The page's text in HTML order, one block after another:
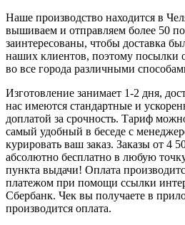
Наше производство находится в
вышиваем и отправляем более 50
заинтересованы, чтобы доставка
наших клиентов, поэтому посылки
во все города различными
Изготовление занимает 1-2 дня,
нас имеются стандартные и
доплатой за срочность. Тариф
самый удобный в беседе с
курировать ваш заказ. Заказы от 4
абсолютно бесплатно в любую
пункта выдачи! Оплата
платежом при помощи ссылки
Сбербанк. Чек вы получаете в
производится оплата.